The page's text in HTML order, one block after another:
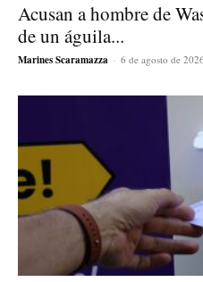
Acusan a hombre de
de un águila...
Marines Scaramazza - 6 de agosto de 2026